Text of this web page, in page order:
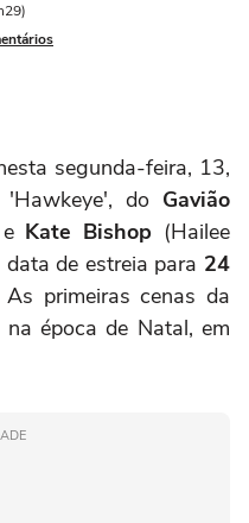
segunda-feira, 13,
do Gavião
Kate Bishop (Hailee
de estreia para 24
primeiras cenas da
época de Natal, em